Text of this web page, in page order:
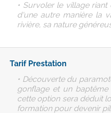
• Survoler le village
d'une autre manière la
rivière, sa nature
Tarif Prestation
• Découverte du
gonflage et un
cette option sera déduit
formation pour devenir